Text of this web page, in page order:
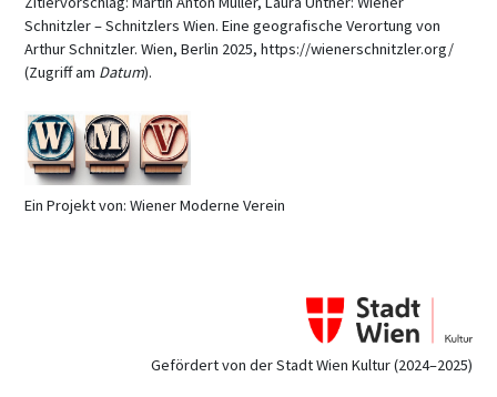
Schnitzler – Schnitzlers Wien. Eine geografische Verortung von
Arthur Schnitzler. Wien, Berlin 2025, https://wienerschnitzler.org/
(Zugriff am Datum).
Ein Projekt von: Wiener Moderne Verein
Gefördert von der Stadt Wien Kultur (2024–2025)